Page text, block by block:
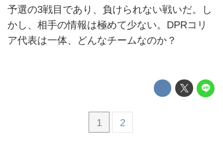
予選の3戦目であり、負けられない戦いだ。し
かし、相手の情報は極めて少ない。DPRコリ
ア代表は一体、どんなチームなのか？
1 2